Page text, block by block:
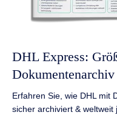
DHL Express:
Erfahren Sie, wie DHL mit
sicher archiviert &